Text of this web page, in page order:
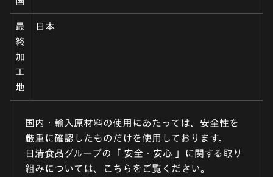
最
終
加
工
地
日本
国内・輸入原材料の使用にあたっては、安全性を
厳重に確認したものだけを使用しております。
日清食品グループの「 安全・安心 」に関する取り
組みについては、こちらをご覧ください。